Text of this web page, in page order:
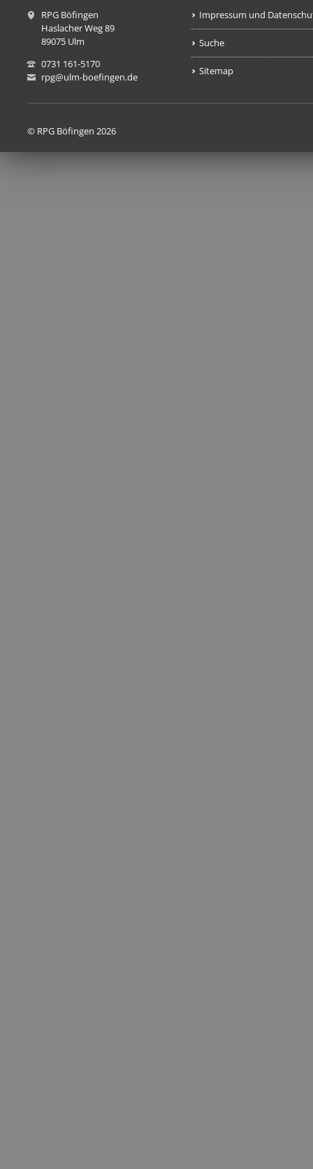
RPG Böfingen
Haslacher Weg 89
89075 Ulm
0731 161-5170
rpg@ulm-boefingen.de
Impressum und
Suche
Sitemap
© RPG Böfingen 2026